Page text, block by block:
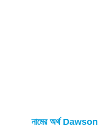
নামের অর্থ Dawson